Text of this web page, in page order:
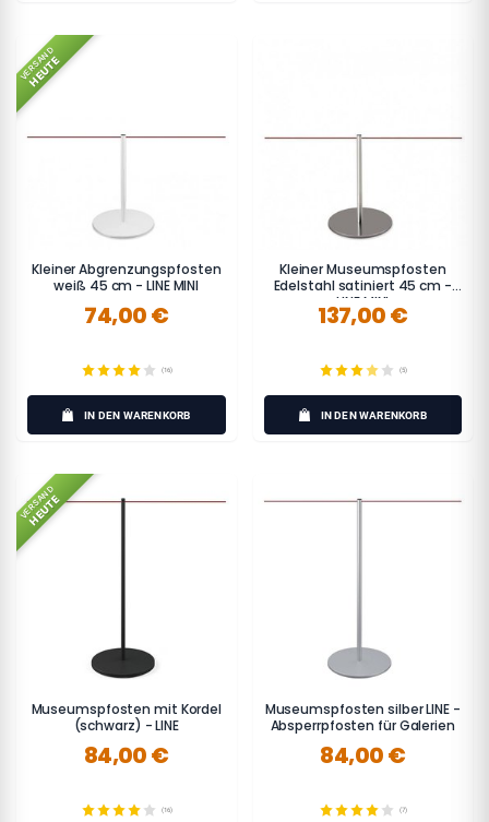
VERSAND
HEUTE
Kleiner Abgrenzungspfosten
weiß 45 cm - LINE MINI
74,00 €
(16)
IN DEN WARENKORB
Kleiner Museumspfosten
Edelstahl satiniert 45 cm -
LINE MINI
137,00 €
(5)
IN DEN WARENKORB
VERSAND
HEUTE
Museumspfosten mit Kordel
(schwarz) - LINE
84,00 €
(16)
Museumspfosten silber LINE -
Absperrpfosten für Galerien
84,00 €
(7)